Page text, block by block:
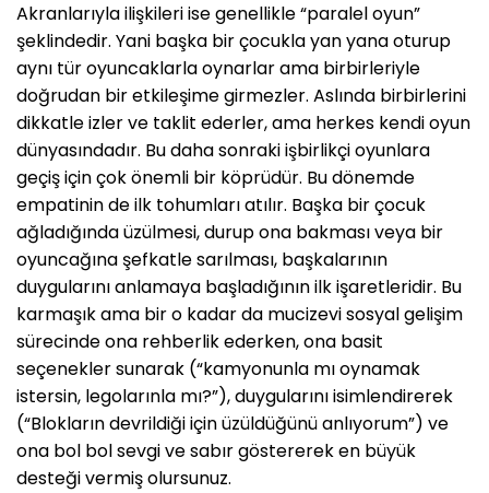
Akranlarıyla ilişkileri ise genellikle “paralel oyun”
şeklindedir. Yani başka bir çocukla yan yana oturup
aynı tür oyuncaklarla oynarlar ama birbirleriyle
doğrudan bir etkileşime girmezler. Aslında birbirlerini
dikkatle izler ve taklit ederler, ama herkes kendi oyun
dünyasındadır. Bu daha sonraki işbirlikçi oyunlara
geçiş için çok önemli bir köprüdür. Bu dönemde
empatinin de ilk tohumları atılır. Başka bir çocuk
ağladığında üzülmesi, durup ona bakması veya bir
oyuncağına şefkatle sarılması, başkalarının
duygularını anlamaya başladığının ilk işaretleridir. Bu
karmaşık ama bir o kadar da mucizevi sosyal gelişim
sürecinde ona rehberlik ederken, ona basit
seçenekler sunarak (“kamyonunla mı oynamak
istersin, legolarınla mı?”), duygularını isimlendirerek
(“Blokların devrildiği için üzüldüğünü anlıyorum”) ve
ona bol bol sevgi ve sabır göstererek en büyük
desteği vermiş olursunuz.